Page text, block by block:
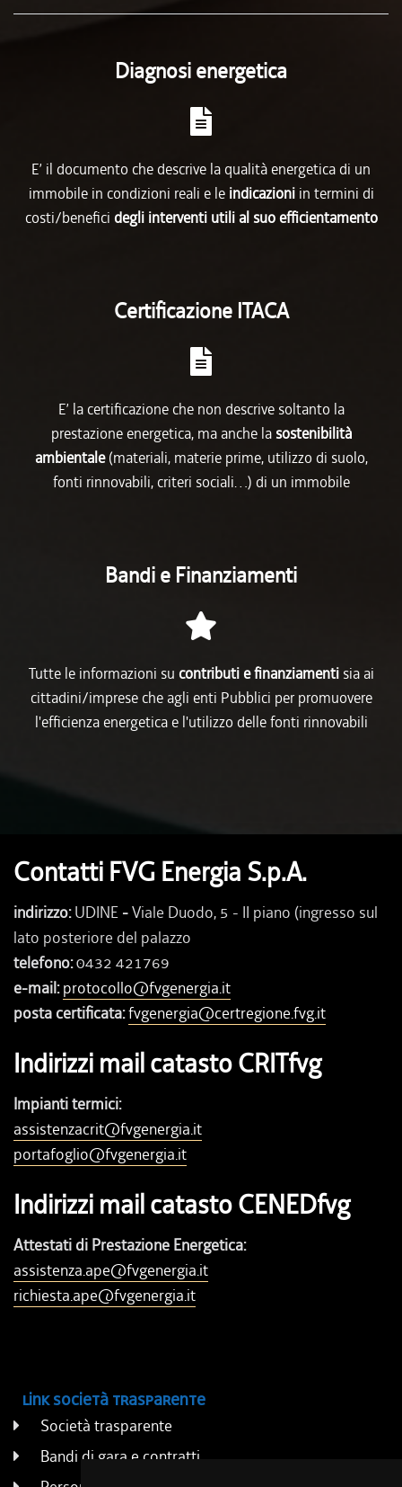
Diagnosi energetica
E’ il documento che descrive la qualità energetica di un
immobile in condizioni reali e le indicazioniin termini di
costi/benefici degli interventi utili al suo efficientamento
Certificazione ITACA
E’ la certificazione che non descrive soltanto la
prestazione energetica, ma anche la sostenibilità
ambientale(materiali, materie prime, utilizzo di suolo,
fonti rinnovabili, criteri sociali…) di un immobile
Bandi e Finanziamenti
Tutte le informazioni su contributi e finanziamentisia ai
cittadini/imprese che agli enti Pubblici per promuovere
l'efficienza energetica e l'utilizzo delle fonti rinnovabili
Contatti FVG Energia S.p.A.
indirizzo:UDINE -Viale Duodo, 5 - II piano (ingresso sul
lato posteriore del palazzo
telefono:0432 421769
e-mail:protocollo@fvgenergia.it
posta certificata:fvgenergia@certregione.fvg.it
Indirizzi mail catasto CRITfvg
Impianti termici:
assistenzacrit@fvgenergia.it
portafoglio@fvgenergia.it
Indirizzi mail catasto CENEDfvg
Attestati di Prestazione Energetica:
assistenza.ape@fvgenergia.it
richiesta.ape@fvgenergia.it
Link società trasparente
Società trasparente
Bandi di gara e contratti